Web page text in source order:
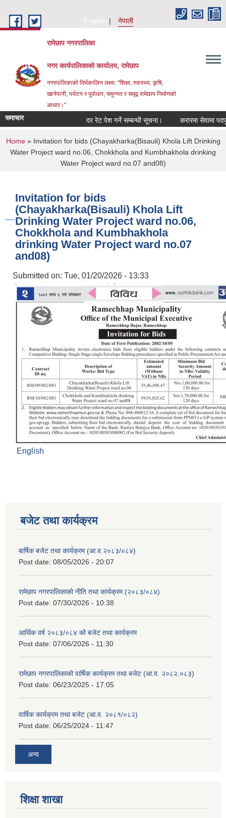
English
नेपाली
रामेछाप नगरपालिका
नगर कार्यपालिकाको कार्यालय, रामेछाप
नगरपालिकाको दिर्घकालिन लक्ष्य: "शिक्षा, स्वास्थ्य, कृषि,
खानेपानी, पर्यटन र पुर्वाधार, समुन्नत र समृद्व रामेछाप निर्माणको
आधार।"
समाचार दर रेट पेश गर्ने सम्बन्धी सूचना। करारमा सेवामा पदपूर्ति
You are here
Home» Invitation for bids (Chayakharka(Bisauli) Khola Lift Drinking
Water Project ward no.06, Chokkhola and Kumbhakhola drinking
Water Project ward no.07 and08)
Invitation for bids
(Chayakharka(Bisauli) Khola Lift
Drinking Water Project ward no.06,
Chokkhola and Kumbhakhola
drinking Water Project ward no.07
and08)
Submitted on: Tue, 01/20/2026 - 13:33
English
बजेट तथा कार्यक्रम
बार्षिक बजेट तथा कार्यक्रम (आ.व.२०८३/०८४)
Post date: 08/05/2026 - 20:07
रामेछाप नगरपालिकाको नीति तथा कार्यक्रम (२०८३/०८४)
Post date: 07/30/2026 - 10:38
आर्थिक वर्ष २०८३/०८४ को बजेट तथा कार्यक्रम
Post date: 07/06/2026 - 11:30
रामेछाप नगरपालिकाको वार्षिक कार्यक्रम तथा बजेट (आ.व. २०८२.०८३)
Post date: 06/23/2025 - 17:05
वार्षिक कार्यक्रम तथा बजेट (आ.व. २०८१/०८२)
Post date: 06/25/2024 - 11:47
अन्य
शिक्षा शाखा